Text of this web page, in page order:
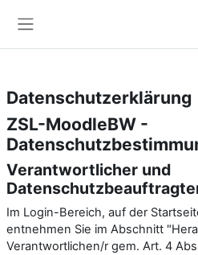
Datenschutzerklärung
ZSL-MoodleBW -
Verantwortlicher und
Im Login-Bereich, auf der
entnehmen Sie im Abschnitt
Verantwortlichen/r gem. Art. 4